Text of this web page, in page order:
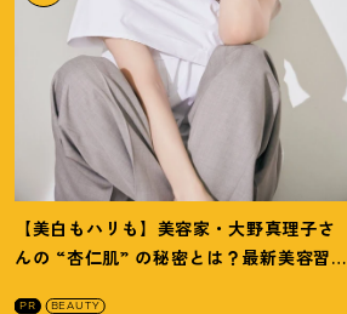
【美白もハリも】美容家・大野真理子さ
んの “杏仁肌” の秘密とは ？ 最新美容習慣
PR BEAUTY